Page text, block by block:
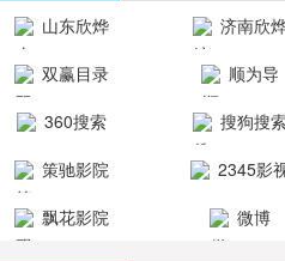
影体验。
山东欣烨
生物科技有
济南欣
科技有限公
双赢目录
顺为导
航-办公运营
360搜索
搜狗搜
策驰影院
2345影
大全
飘花影院
微博